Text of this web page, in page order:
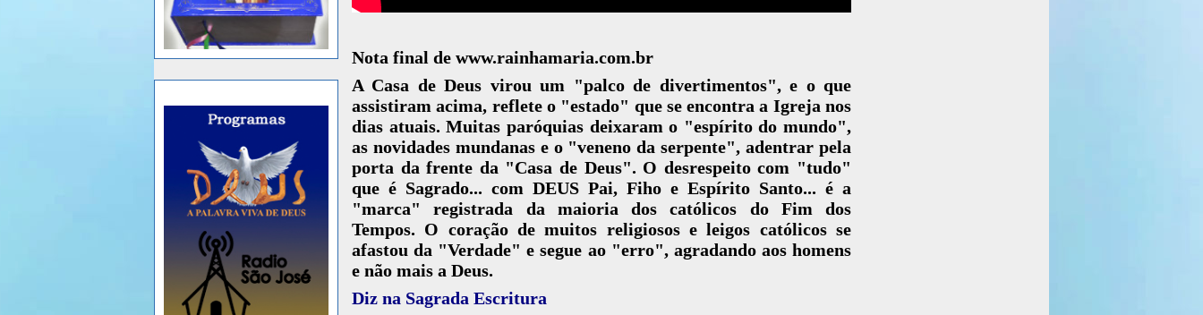
Nota final de www.rainhamaria.com.br
A Casa de Deus virou um "palco de divertimentos", e o que
assistiram acima, reflete o "estado" que se encontra a Igreja nos
dias atuais. Muitas paróquias deixaram o "espírito do mundo",
as novidades mundanas e o "veneno da serpente", adentrar pela
porta da frente da "Casa de Deus". O desrespeito com "tudo"
que é Sagrado... com DEUS Pai, Fiho e Espírito Santo... é a
"marca" registrada da maioria dos católicos do Fim dos
Tempos. O coração de muitos religiosos e leigos católicos se
afastou da "Verdade" e segue ao "erro", agradando aos homens
e não mais a Deus.
Diz na Sagrada Escritura